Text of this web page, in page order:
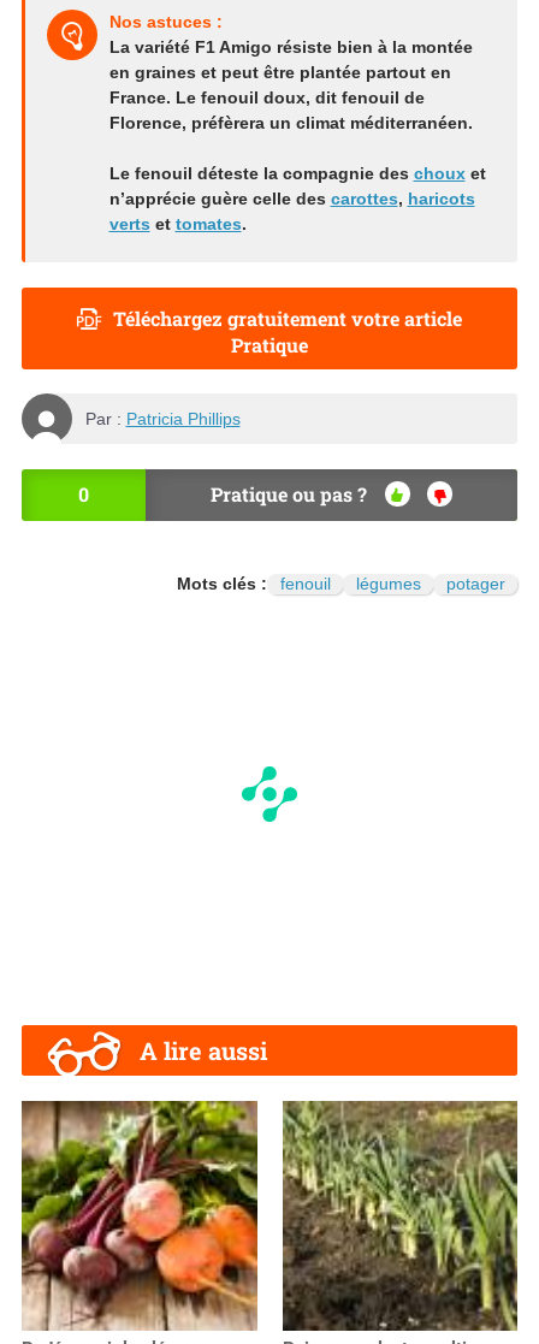
Nos astuces :
La variété F1 Amigo résiste bien à la montée
en graines et peut être plantée partout en
France. Le fenouil doux, dit fenouil de
Florence, préfèrera un climat méditerranéen.
Le fenouil déteste la compagnie des chouxet
n’apprécie guère celle des carottes, haricots
verts et tomates.
Téléchargez gratuitement votre article
Pratique
Par : Patricia Phillips
0 Pratique ou pas ?
OU
NO
Mots clés : fenouil légumes potager
A lire aussi